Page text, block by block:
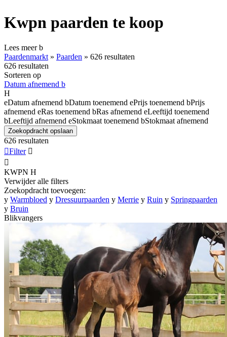
Kwpn paarden te koop
Lees meerb
Paardenmarkt » Paarden » 626 resultaten
626 resultaten
Sorteren op
Datum afnemend b
H
eDatum afnemend bDatum toenemend ePrijs toenemend bPrijs
afnemend eRas toenemend bRas afnemend eLeeftijd toenemend
bLeeftijd afnemend eStokmaat toenemend bStokmaat afnemend
Zoekopdracht opslaan
626 resultaten
Filter 

KWPN H
Verwijder alle filters
Zoekopdracht toevoegen:
y Warmbloed y Dressuurpaarden y Merrie y Ruin y Springpaarden
y Bruin
Blikvangers